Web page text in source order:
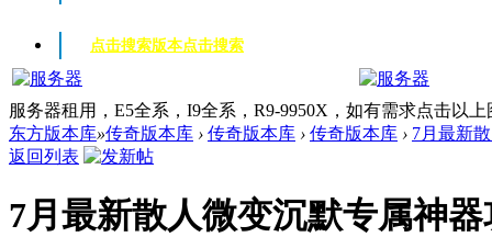
点击搜索版本点击搜索
服务器租用，E5全系，I9全系，R9-9950X，如有需求点击以
东方版本库»传奇版本库 › 传奇版本库 › 传奇版本库 › 7月最新
返回列表
7月最新散人微变沉默专属神